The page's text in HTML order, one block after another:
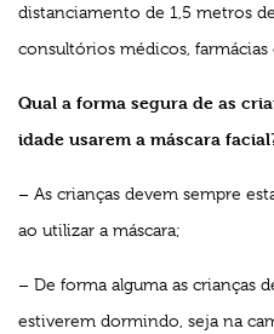
distanciamento de 1,5 metros
consultórios médicos, farmácias
Qual a forma segura de as
idade usarem a máscara
– As crianças devem sempre
ao utilizar a máscara;
– De forma alguma as crianças
estiverem dormindo, seja na